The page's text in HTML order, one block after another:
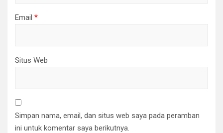
Email *
Situs Web
Simpan nama, email, dan situs web saya pada peramban
ini untuk komentar saya berikutnya.